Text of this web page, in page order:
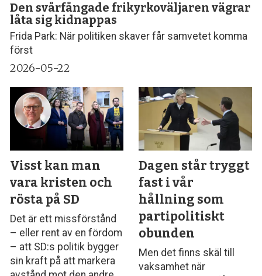
Den svårfångade frikyrkoväljaren vägrar
låta sig kidnappas
Frida Park: När politiken skaver får samvetet komma
först
2026-05-22
Visst kan man
vara kristen och
rösta på SD
Det är ett missförstånd
– eller rent av en fördom
– att SD:s politik bygger
sin kraft på att markera
Dagen står tryggt
fast i vår
hållning som
partipolitiskt
obunden
Men det finns skäl till
vaksamhet när